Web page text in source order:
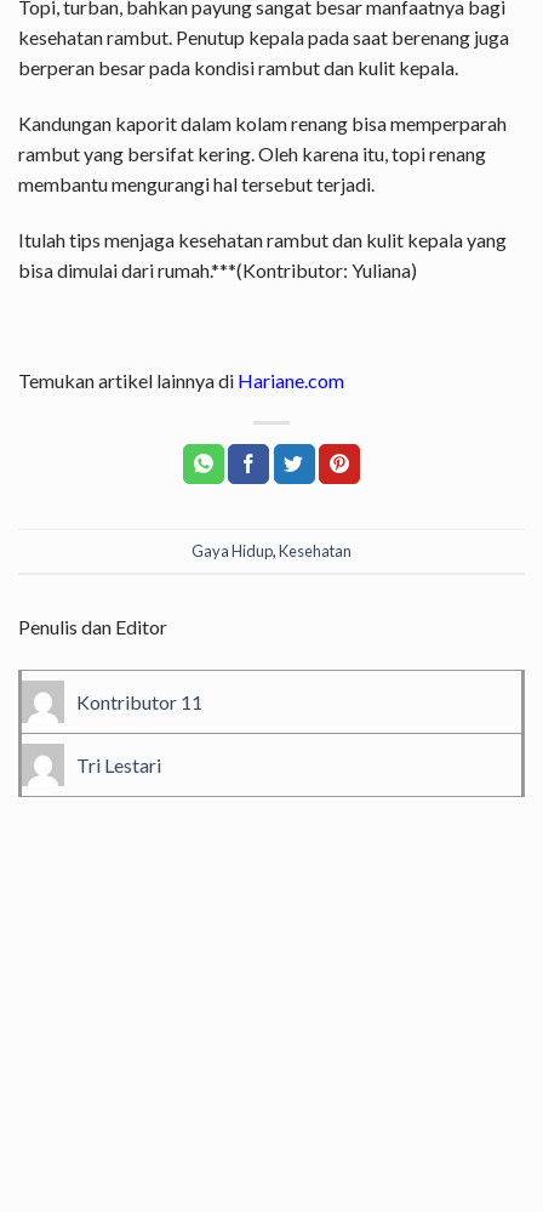
Topi, turban, bahkan payung sangat besar manfaatnya bagi
kesehatan rambut. Penutup kepala pada saat berenang juga
berperan besar pada kondisi rambut dan kulit kepala.
Kandungan kaporit dalam kolam renang bisa memperparah
rambut yang bersifat kering. Oleh karena itu, topi renang
membantu mengurangi hal tersebut terjadi.
Itulah tips menjaga kesehatan rambut dan kulit kepala yang
bisa dimulai dari rumah.***(Kontributor: Yuliana)
Temukan artikel lainnya di Hariane.com
Gaya Hidup,Kesehatan
Penulis dan Editor
Kontributor 11
Tri Lestari